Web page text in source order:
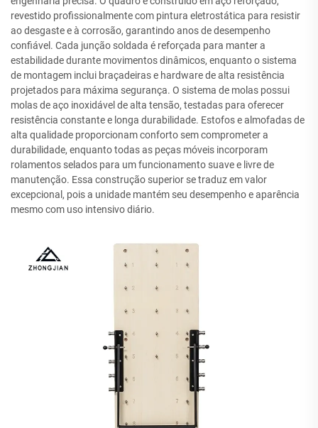
revestido profissionalmente com pintura eletrostática para resistir
ao desgaste e à corrosão, garantindo anos de desempenho
confiável. Cada junção soldada é reforçada para manter a
estabilidade durante movimentos dinâmicos, enquanto o sistema
de montagem inclui braçadeiras e hardware de alta resistência
projetados para máxima segurança. O sistema de molas possui
molas de aço inoxidável de alta tensão, testadas para oferecer
resistência constante e longa durabilidade. Estofos e almofadas de
alta qualidade proporcionam conforto sem comprometer a
durabilidade, enquanto todas as peças móveis incorporam
rolamentos selados para um funcionamento suave e livre de
manutenção. Essa construção superior se traduz em valor
excepcional, pois a unidade mantém seu desempenho e aparência
mesmo com uso intensivo diário.